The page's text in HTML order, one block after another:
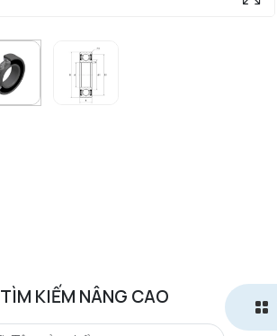
TÌM KIẾM NÂNG CAO